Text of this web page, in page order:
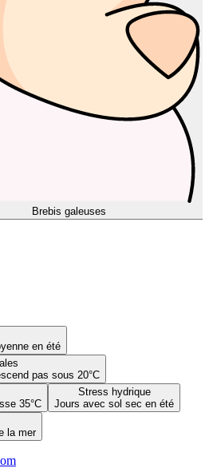
Brebis galeuses
en été
pas sous 20°C
35°C
Stress hydrique
Jours avec sol sec en été
la mer